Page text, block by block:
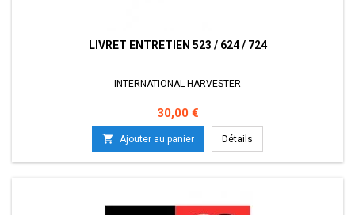
LIVRET ENTRETIEN 523 / 624 / 724
INTERNATIONAL HARVESTER
Prix
30,00 €
 Ajouter au panier Détails